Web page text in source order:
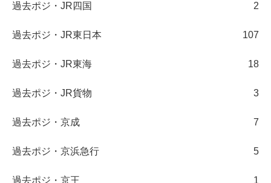
過去ポジ・JR四国 2
過去ポジ・JR東日本 107
過去ポジ・JR東海 18
過去ポジ・JR貨物 3
過去ポジ・京成 7
過去ポジ・京浜急行 5
過去ポジ・京王 1